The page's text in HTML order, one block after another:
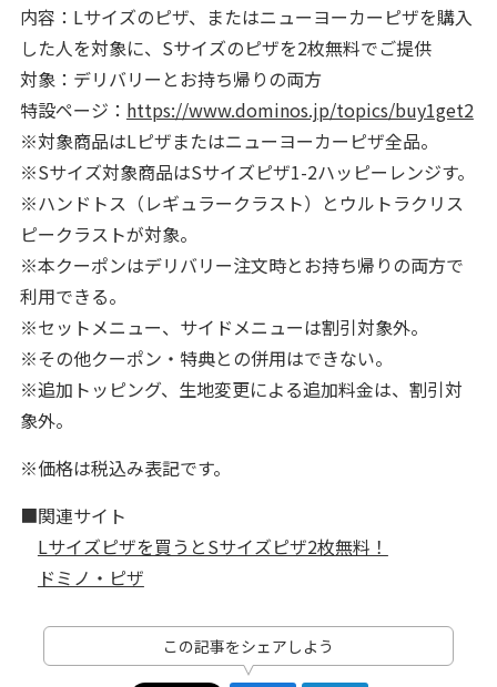
内容：Lサイズのピザ、またはニューヨーカーピザを購入
した人を対象に、Sサイズのピザを2枚無料でご提供
対象：デリバリーとお持ち帰りの両方
特設ページ： https://www.dominos.jp/topics/buy1get2
※対象商品はLピザまたはニューヨーカーピザ全品。
※Sサイズ対象商品はSサイズピザ1-2ハッピーレンジす。
※ハンドトス（レギュラークラスト）とウルトラクリス
ピークラストが対象。
※本クーポンはデリバリー注文時とお持ち帰りの両方で
利用できる。
※セットメニュー、サイドメニューは割引対象外。
※その他クーポン・特典との併用はできない。
※追加トッピング、生地変更による追加料金は、割引対
象外。
※価格は税込み表記です。
■関連サイト
Lサイズピザを買うとSサイズピザ2枚無料！
ドミノ・ピザ
この記事をシェアしよう